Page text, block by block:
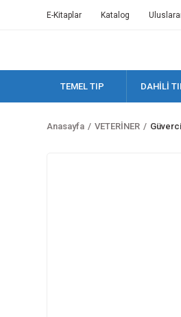
E-Kitaplar Katalog
TEMEL TIP DAHİLİ
Anasayfa VETERİNER